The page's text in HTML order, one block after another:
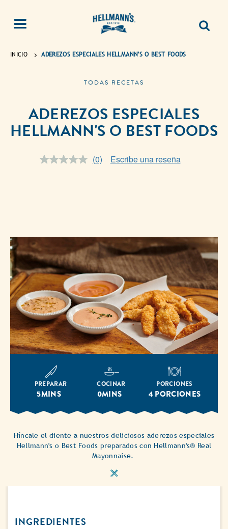
INICIO ADEREZOS ESPECIALES HELLMANN'S O BEST FOODS
TODAS RECETAS
ADEREZOS ESPECIALES
HELLMANN'S O BEST FOODS
Sin
(0) Escribe una reseña
PREPARAR
5MINS
COCINAR
0MINS
PORCIONES
4 PORCIONES
Híncale el diente a nuestros deliciosos aderezos especiales
Hellmann's o Best Foods preparados con Hellmann's® Real
Mayonnaise.
INGREDIENTES